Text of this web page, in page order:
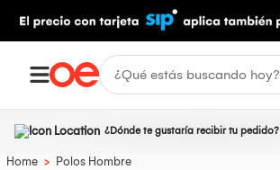
¿Dónde te gustaría recibir tu pedido?
Home > Polos Hombre